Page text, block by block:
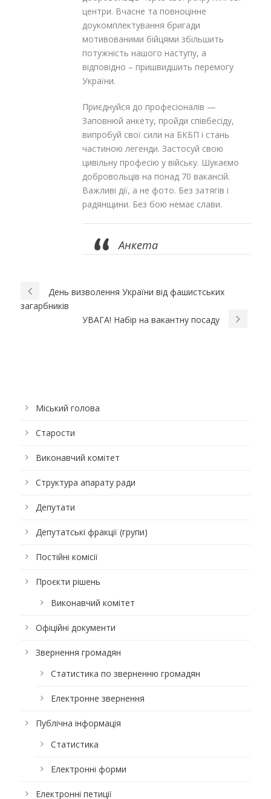
центри. Вчасне та повноцінне
доукомплектування бригади
мотивованими бійцями збільшить
потужність нашого наступу, а
відповідно – пришвидшить перемогу
України.
Приєднуйся до професіоналів —
Заповнюй анкету, пройди співбесіду,
випробуй свої сили на БКБП і стань
частиною легенди. Застосуй свою
цивільну професію у війську. Шукаємо
добровольців на понад 70 вакансій.
Важливі дії, а не фото. Без затягів і
радянщини. Без бою немає слави.
Анкета
День визволення України від фашистських
загарбників
УВАГА! Набір на вакантну посаду
Міський голова
Старости
Виконавчий комітет
Структура апарату ради
Депутати
Депутатські фракції (групи)
Постійні комісії
Проєкти рішень
Виконавчий комітет
Офіційні документи
Звернення громадян
Статистика по зверненню громадян
Електронне звернення
Публічна інформація
Статистика
Електронні форми
Електронні петиції